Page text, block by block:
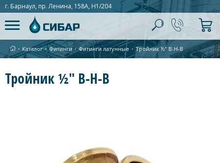
г. Барнаул, пр. Ленина, 158А, Н1/204
∙ Каталог ∙Фитинги ∙Фитинги латунные ∙ Тройник ½" В-Н-В
Тройник ½" В-Н-В